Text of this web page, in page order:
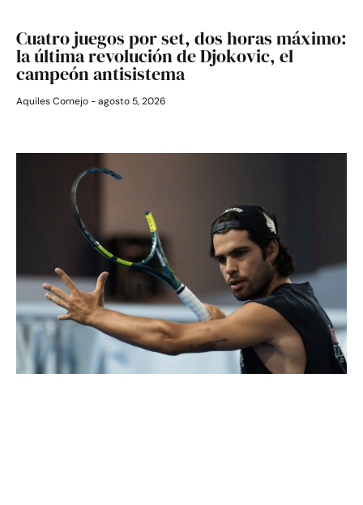
Cuatro juegos por set, dos horas máximo:
la última revolución de Djokovic, el
campeón antisistema
Aquiles Cornejo agosto 5, 2026